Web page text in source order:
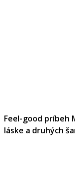
Feel-good príbeh
láske a druhých